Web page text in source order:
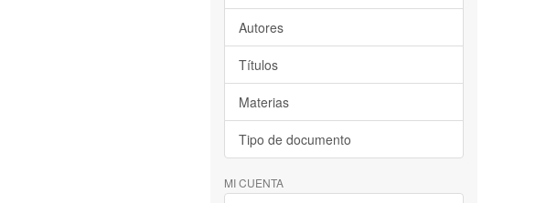
Autores
Títulos
Materias
Tipo de documento
MI CUENTA